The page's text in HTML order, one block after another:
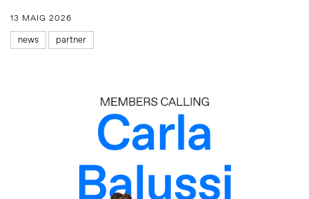
13 MAIG 2026
news partner